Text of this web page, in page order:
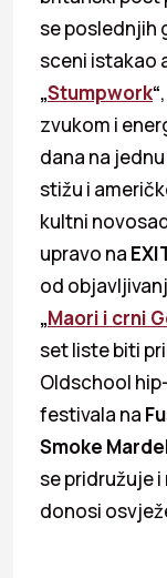
se poslednjih
sceni istakao
„Stumpwork“
zvukom i
dana na
stižu i
kultni
upravo na
od
„Maori i crni
set liste biti
Oldschool
festivala na
Smoke
se pridružuje
donosi